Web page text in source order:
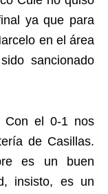
ya que para
en el área
sancionado
Con el 0-1 nos
de Casillas.
es un buen
insisto, es un